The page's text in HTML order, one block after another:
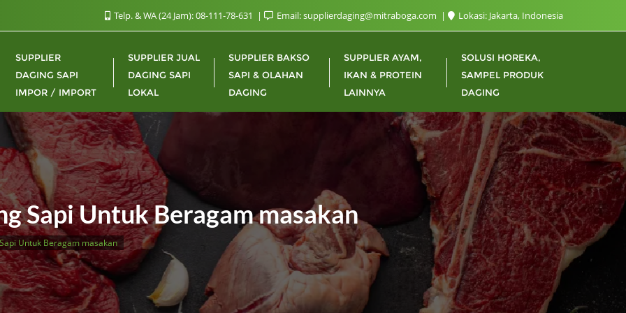
Telp. & WA (24 Jam): 08-111-78-631 Email: supplierdaging@mitraboga.com Lokasi: Jakarta, Indonesia
SUPPLIER
DAGING SAPI
IMPOR / IMPORT
SUPPLIER JUAL
DAGING SAPI
LOKAL
SUPPLIER BAKSO
SAPI & OLAHAN
DAGING
SUPPLIER AYAM,
IKAN & PROTEIN
LAINNYA
SOLUSI HOREKA,
SAMPEL PRODUK
DAGING
Sapi Untuk Beragam masakan
Untuk Beragam masakan